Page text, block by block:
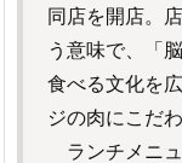
同店を開店。
う意味で、「
食べる文化を
ジの肉にこだ
ランチメニ